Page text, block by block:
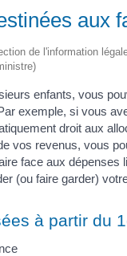
aux
de l'information
enfants, vous
exemple, si vous
droit aux
vos revenus, vous
face aux dépenses
(ou faire garder)
à partir du